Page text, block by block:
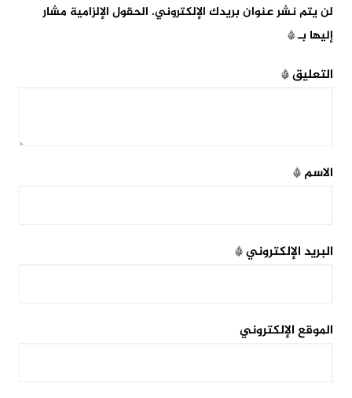
لن يتم نشر عنوان بريدك الإلكتروني. الحقول الإلزامية مشار
إليها بـ*
التعليق*
الاسم*
البريد الإلكتروني*
الموقع الإلكتروني